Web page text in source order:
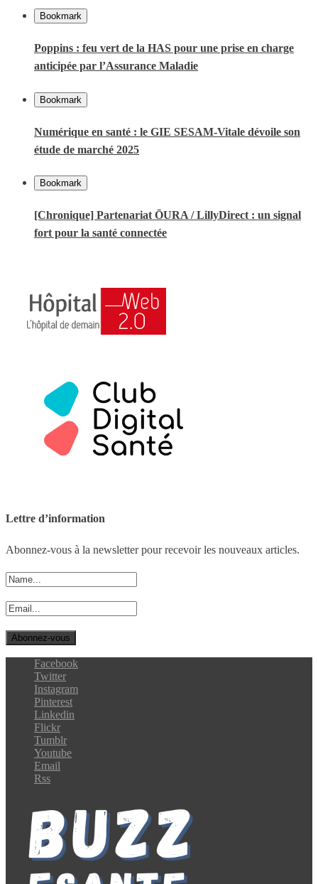
Bookmark
Poppins : feu vert de la HAS pour une prise en charge
anticipée par l’Assurance Maladie
Bookmark
Numérique en santé : le GIE SESAM-Vitale dévoile son
étude de marché 2025
Bookmark
[Chronique] Partenariat ŌURA / LillyDirect : un signal
fort pour la santé connectée
Lettre d’information
Abonnez-vous à la newsletter pour recevoir les nouveaux articles.
Facebook
Twitter
Instagram
Pinterest
Linkedin
Flickr
Tumblr
Youtube
Email
Rss